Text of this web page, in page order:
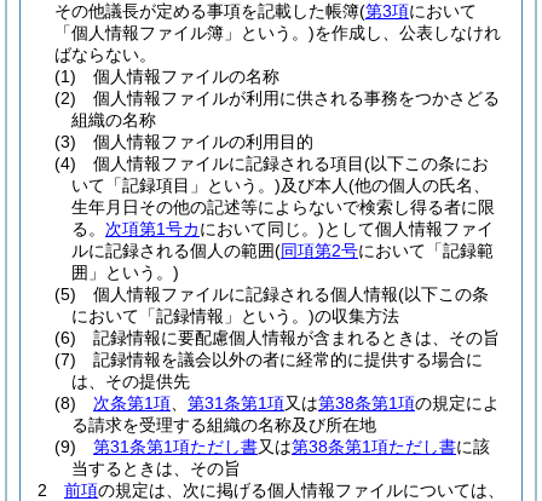
その他議長が定める事項を記載した帳簿(第3項において
「個人情報ファイル簿」という。)を作成し、公表しなけれ
ばならない。
(1)
個人情報ファイルの名称
(2)
個人情報ファイルが利用に供される事務をつかさどる
組織の名称
(3)
個人情報ファイルの利用目的
(4)
個人情報ファイルに記録される項目(以下この条にお
いて「記録項目」という。)及び本人(他の個人の氏名、
生年月日その他の記述等によらないで検索し得る者に限
る。 次項第1号カにおいて同じ。)として個人情報ファイ
ルに記録される個人の範囲(同項第2号において「記録範
囲」という。)
(5)
個人情報ファイルに記録される個人情報(以下この条
において「記録情報」という。)の収集方法
(6)
記録情報に要配慮個人情報が含まれるときは、その旨
(7)
記録情報を議会以外の者に経常的に提供する場合に
は、その提供先
(8)
次条第1項 第31条第1項又は第38条第1項の規定によ
る請求を受理する組織の名称及び所在地
(9)
第31条第1項ただし書又は第38条第1項ただし書に該
当するときは、その旨
2
前項の規定は、次に掲げる個人情報ファイルについては、